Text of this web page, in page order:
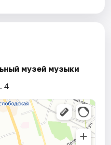
музей музыки
4